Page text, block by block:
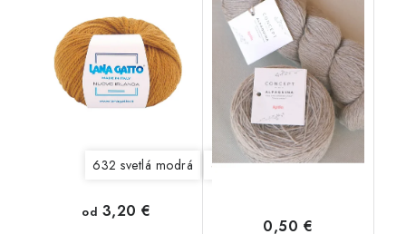
632 svetlá modrá 642 červená 763 vanilkový
od 3,20 €
0,50 €